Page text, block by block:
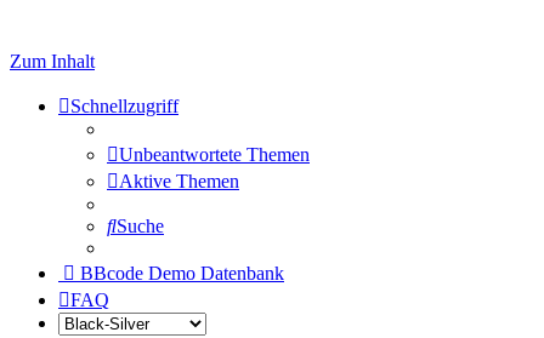
Zum Inhalt
Schnellzugriff
Unbeantwortete Themen
Aktive Themen
Suche
BBcode Demo Datenbank
FAQ